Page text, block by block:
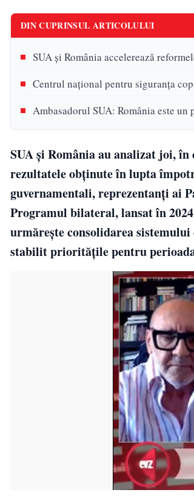
DIN CUPRINSUL ARTICOLULUI
SUA și România accelerează
Centrul național pentru siguranța
Ambasadorul SUA: România este
SUA și România au analizat joi,
rezultatele obținute în lupta
guvernamentali, reprezentanți ai
Programul bilateral, lansat în
urmărește consolidarea
stabilit prioritățile pentru